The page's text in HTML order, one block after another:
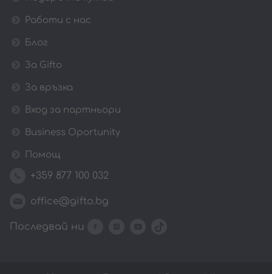
Работи с нас
Блог
За Gifto
За връзка
Вход за партньори
Business Oportunity
Помощ
+359 877 100 032
office@gifto.bg
Последвай ни